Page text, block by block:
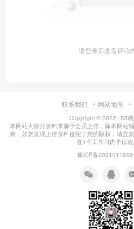
请登录后查看评论
联系我们 网站地图
Copyright © 2022 · 58
本网站大部分资料来源于会员上传，除本网站
有，如您发现上传资料侵犯了您的版权，请立
在1个工作日内予以改
豫ICP备2021011659